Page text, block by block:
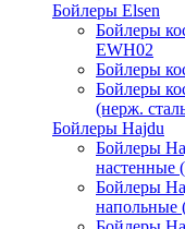
Бойлеры Elsen
Бойлеры
EWH02
Бойлеры
Бойлеры
(нерж.
Бойлеры Hajdu
Бойлеры
Бойлеры